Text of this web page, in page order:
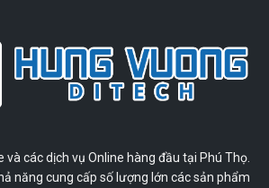
các dịch vụ Online hàng đầu tại Phú Thọ.
năng cung cấp số lượng lớn các sản phẩm